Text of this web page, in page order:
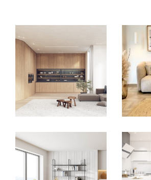
RECHERCHER